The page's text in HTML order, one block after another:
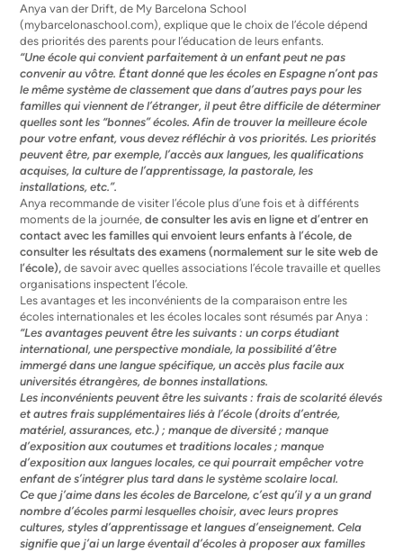
Anya van der Drift, de My Barcelona School
(mybarcelonaschool.com), explique que le choix de l’école dépend
des priorités des parents pour l’éducation de leurs enfants.
“Une école qui convient parfaitement à un enfant peut ne pas
convenir au vôtre. Étant donné que les écoles en Espagne n’ont pas
le même système de classement que dans d’autres pays pour les
familles qui viennent de l’étranger, il peut être difficile de déterminer
quelles sont les “bonnes” écoles. Afin de trouver la meilleure école
pour votre enfant, vous devez réfléchir à vos priorités. Les priorités
peuvent être, par exemple, l’accès aux langues, les qualifications
acquises, la culture de l’apprentissage, la pastorale, les
installations, etc.”.
Anya recommande de visiter l’école plus d’une fois et à différents
moments de la journée,de consulter les avis en ligne et d’entrer en
contact avec les familles qui envoient leurs enfants à l’école, de
consulter les résultats des examens (normalement sur le site web de
l’école), de savoir avec quelles associations l’école travaille et quelles
organisations inspectent l’école.
Les avantages et les inconvénients de la comparaison entre les
écoles internationales et les écoles locales sont résumés par Anya :
“Les avantages peuvent être les suivants : un corps étudiant
international, une perspective mondiale, la possibilité d’être
immergé dans une langue spécifique, un accès plus facile aux
universités étrangères, de bonnes installations.
Les inconvénients peuvent être les suivants : frais de scolarité élevés
et autres frais supplémentaires liés à l’école (droits d’entrée,
matériel, assurances, etc.) ; manque de diversité ; manque
d’exposition aux coutumes et traditions locales ; manque
d’exposition aux langues locales, ce qui pourrait empêcher votre
enfant de s’intégrer plus tard dans le système scolaire local.
Ce que j’aime dans les écoles de Barcelone, c’est qu’il y a un grand
nombre d’écoles parmi lesquelles choisir, avec leurs propres
cultures, styles d’apprentissage et langues d’enseignement. Cela
signifie que j’ai un large éventail d’écoles à proposer aux familles